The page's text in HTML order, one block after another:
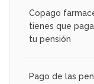
Copago
tienes que
tu pensión
Pago de las